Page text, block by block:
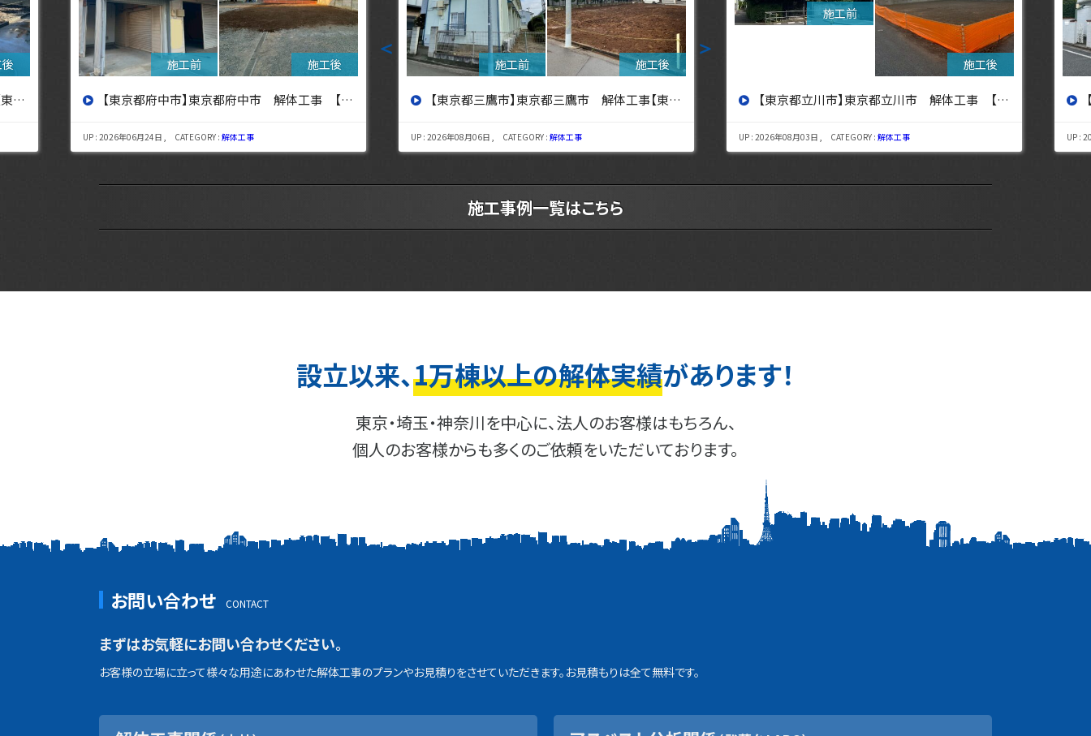
＜
】 【東京都三鷹市】東京都三鷹市 解体工事【東京・埼玉・神奈川の解体工事なら東央建設へ】
UP : 2026年08月06日 , CATEGORY :解体工事
【東京都立川市】東京都立川市 解体工事 【東京・埼玉・神奈川の解体工事なら東央建設へ】
UP : 2026年08月03日 , CATEGORY :解体工事
【東京都杉並区】東京都杉並区 解体工事【東京・埼玉・神奈川の解体工事なら東央建設へ】
UP : 2026年07月29日 , CATEGORY :解体工事 UP :
＞
施工事例一覧はこちら
設立以来、1万棟以上の解体実績があります！
東京・埼玉・神奈川を中心に、法人のお客様はもちろん、
個人のお客様からも多くのご依頼をいただいております。
お問い合わせ
まずはお気軽にお問い合わせください。
お客様の立場に立って様々な用途にあわせた解体工事のプランやお見積りをさせていただきます。お見積もりは全て無料です。